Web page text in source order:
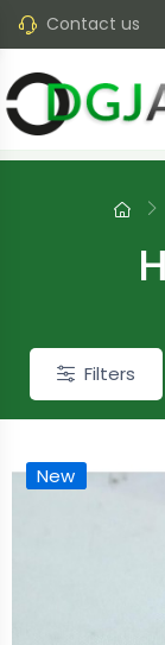
Contact us
Filters
New